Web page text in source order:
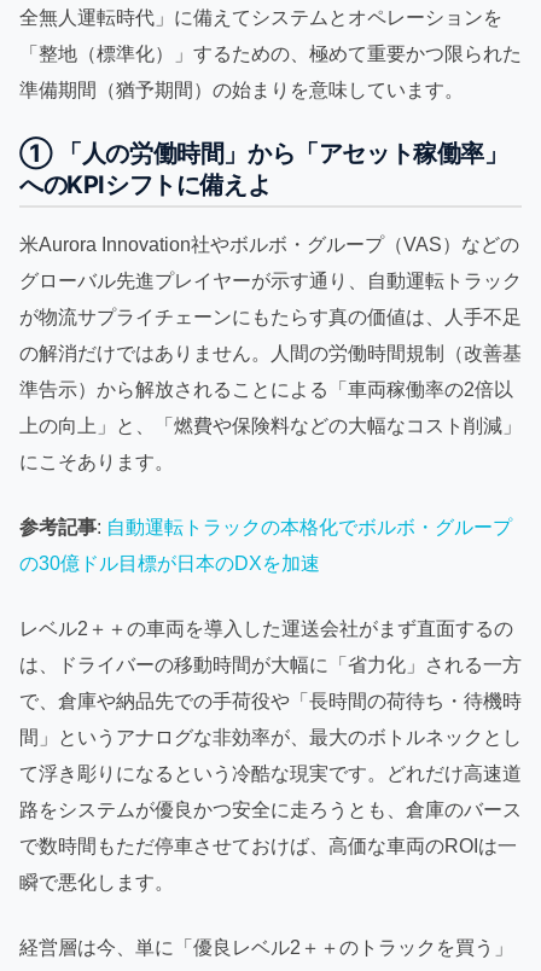
全無人運転時代」に備えてシステムとオペレーションを
「整地（標準化）」するための、極めて重要かつ限られた
準備期間（猶予期間）の始まりを意味しています。
① 「人の労働時間」から「アセット稼働率」
へのKPIシフトに備えよ
米Aurora Innovation社やボルボ・グループ（VAS）などの
グローバル先進プレイヤーが示す通り、自動運転トラック
が物流サプライチェーンにもたらす真の価値は、人手不足
の解消だけではありません。人間の労働時間規制（改善基
準告示）から解放されることによる「車両稼働率の2倍以
上の向上」と、「燃費や保険料などの大幅なコスト削減」
にこそあります。
参考記事: 自動運転トラックの本格化でボルボ・グループ
の30億ドル目標が日本のDXを加速
レベル2＋＋の車両を導入した運送会社がまず直面するの
は、ドライバーの移動時間が大幅に「省力化」される一方
で、倉庫や納品先での手荷役や「長時間の荷待ち・待機時
間」というアナログな非効率が、最大のボトルネックとし
て浮き彫りになるという冷酷な現実です。どれだけ高速道
路をシステムが優良かつ安全に走ろうとも、倉庫のバース
で数時間もただ停車させておけば、高価な車両のROIは一
瞬で悪化します。
経営層は今、単に「優良レベル2＋＋のトラックを買う」